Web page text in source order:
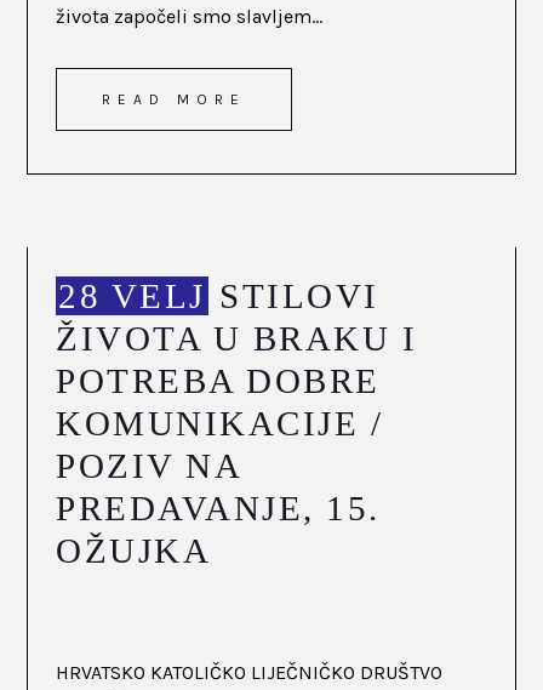
života započeli smo slavljem...
READ MORE
28 VELJ STILOVI
ŽIVOTA U BRAKU I
POTREBA DOBRE
KOMUNIKACIJE /
POZIV NA
PREDAVANJE, 15.
OŽUJKA
HRVATSKO KATOLIČKO LIJEČNIČKO DRUŠTVO